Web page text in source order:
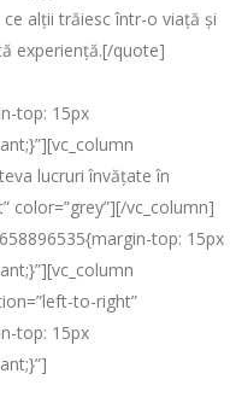
alții trăiesc într-o viață și
experiență.[/quote]
top: 15px
lucruri învățate în
color=”grey”][/vc_column]
top: 15px
to-right”
top: 15px